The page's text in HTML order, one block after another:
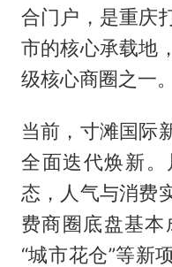
合门户，是重庆
市的核心承载地
级核心商圈之一。
当前，寸滩国际
全面迭代焕新
态，人气与消费
费商圈底盘基本
“城市花仓”等新